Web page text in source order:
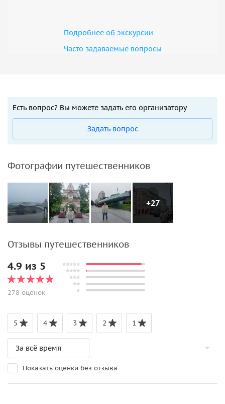
Подробнее об экскурсии
Часто задаваемые вопросы
Есть вопрос? Вы можете задать его организатору
Задать вопрос
Фотографии путешественников
+27
Отзывы путешественников
4.9 из 5
278 оценок
5 4 3 2 1
Показать оценки без отзыва